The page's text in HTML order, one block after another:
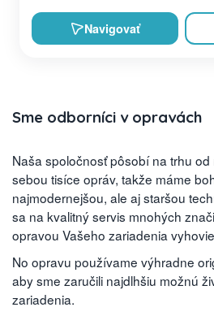
Navigovať
Sme odborníci v opravách
Naša spoločnosť pôsobí na trhu
sebou tisíce opráv, takže máme
najmodernejšou, ale aj staršou
sa na kvalitný servis mnohých
opravou Vašeho zariadenia
No opravu používame výhradne
aby sme zaručili najdlhšiu možnú
zariadenia.